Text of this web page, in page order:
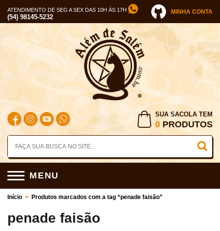
ATENDIMENTO DE SEG A SEX DAS 10H ÀS 17H
(54) 98145-5232
MINHA CONTA
SUA SACOLA TEM
0 PRODUTOS
MENU
Início > Produtos marcados com a tag “penade faisão”
penade faisão